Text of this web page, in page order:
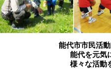
能代市市民活
能代を元気
様々な活動